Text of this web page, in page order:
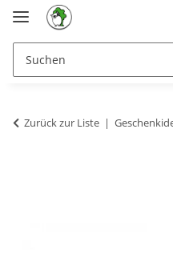
Zurück zur Liste